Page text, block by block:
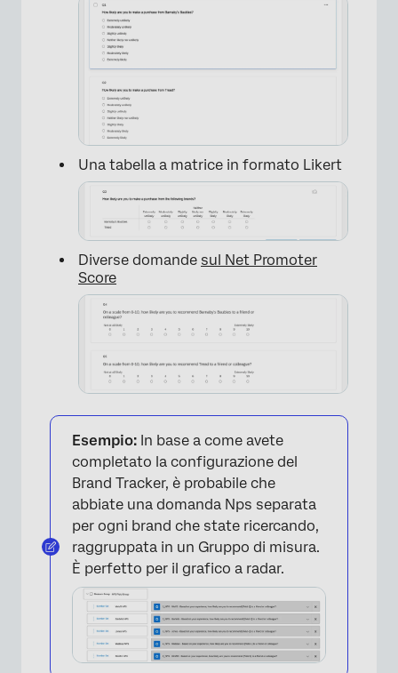
Una tabella a matrice in formato Likert
Diverse domande sul Net Promoter
Score
Esempio: In base a come avete
completato la configurazione del
Brand Tracker, è probabile che
abbiate una domanda Nps separata
per ogni brand che state ricercando,
raggruppata in un Gruppo di misura.
È perfetto per il grafico a radar.